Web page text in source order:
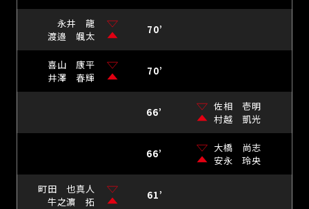
永井 龍
渡邉 颯太
70’
喜山 康平
井澤 春輝
70’
66’
佐相 壱明
村越 凱光
66’
大橋 尚志
安永 玲央
町田 也真人
牛之濵 拓
61’